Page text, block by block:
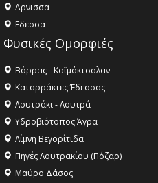
Aρνισσα
Eδεσσα
Φυσικές Ομορφιές
Βόρρας - Καϊμάκτσαλαν
Καταρράκτες Έδεσσας
Λουτράκι - Λουτρά
Υδροβιότοπος Άγρα
Λίμνη Βεγορίτιδα
Πηγές Λουτρακίου (Πόζαρ)
Μαύρο Δάσος